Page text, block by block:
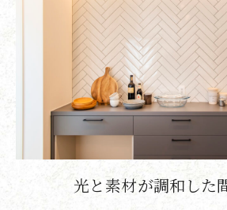
光と素材が調和した